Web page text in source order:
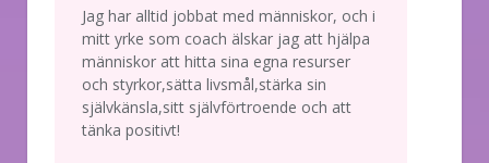
Jag har alltid jobbat med människor, och i
mitt yrke som coach älskar jag att hjälpa
människor att hitta sina egna resurser
och styrkor,sätta livsmål,stärka sin
självkänsla,sitt självförtroende och att
tänka positivt!